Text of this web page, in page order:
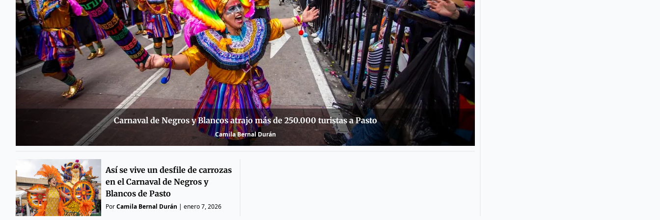
Carnaval de Negros y Blancos atrajo más de 250.000 turistas a Pasto
Camila Bernal Durán
Así se vive un desfile de carrozas
en el Carnaval de Negros y
Blancos de Pasto
PorCamila Bernal Durán | enero 7, 2026